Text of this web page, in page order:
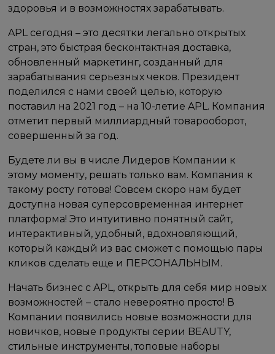
здоровья и в возможностях зарабатывать.
APL сегодня – это десятки легально открытых
стран, это быстрая бесконтактная доставка,
обновленный маркетинг, созданный для
зарабатывания серьезных чеков. Президент
поделился с нами своей целью, которую
поставил на 2021 год – на 10-летие APL. Компания
отметит первый миллиардный товарооборот,
совершенный за год.
Будете ли вы в числе Лидеров Компании к
этому моменту, решать только вам. Компания к
такому росту готова! Совсем скоро нам будет
доступна новая суперсовременная интернет
платформа! Это интуитивно понятный сайт,
интерактивный, удобный, вдохновляющий,
который каждый из вас сможет с помощью пары
кликов сделать еще и ПЕРСОНАЛЬНЫМ.
Начать бизнес с APL, открыть для себя мир новых
возможностей – стало невероятно просто! В
Компании появились новые возможности для
новичков, новые продукты серии BEAUTY,
стильные инструменты, топовые наборы